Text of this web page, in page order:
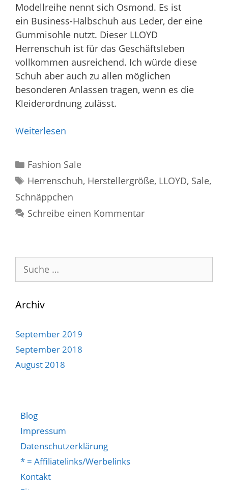
Modellreihe nennt sich Osmond. Es ist
ein Business-Halbschuh aus Leder, der eine
Gummisohle nutzt. Dieser LLOYD
Herrenschuh ist für das Geschäftsleben
vollkommen ausreichend. Ich würde diese
Schuh aber auch zu allen möglichen
besonderen Anlassen tragen, wenn es die
Kleiderordnung zulässt.
Weiterlesen
Kategorien
Fashion Sale
Schlagwörter
Herrenschuh, Herstellergröße, LLOYD, Sale,
Schnäppchen
Schreibe einen Kommentar
nach:
Archiv
September 2019
September 2018
August 2018
Blog
Impressum
Datenschutzerklärung
* = Affiliatelinks/Werbelinks
Kontakt